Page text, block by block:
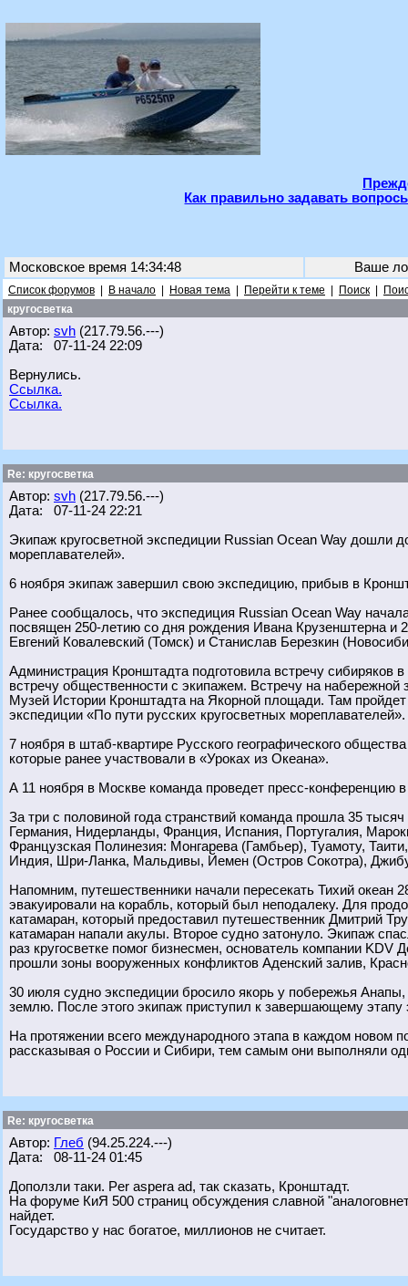
Как правильно задавать
Московское время 14:34:48 Ваше
Список форумов В начало Новая тема Перейти к теме Поиск
кругосветка
Автор: svh (217.79.56.---)
Дата: 07-11-24 22:09
Вернулись.
Ссылка.
Ссылка.
Re: кругосветка
Автор: svh (217.79.56.---)
Дата: 07-11-24 22:21
Экипаж кругосветной экспедиции Russian Ocean Way дошли
мореплавателей».
6 ноября экипаж завершил свою экспедицию, прибыв в
Ранее сообщалось, что экспедиция Russian Ocean Way
посвящен 250-летию со дня рождения Ивана Крузенштерна и
Евгений Ковалевский (Томск) и Станислав Березкин
Администрация Кронштадта подготовила встречу
встречу общественности с экипажем. Встречу на
Музей Истории Кронштадта на Якорной площади. Там
экспедиции «По пути русских кругосветных мореплавателей».
7 ноября в штаб-квартире Русского географического
которые ранее участвовали в «Уроках из Океана».
А 11 ноября в Москве команда проведет пресс-конференцию
За три с половиной года странствий команда прошла 35
Германия, Нидерланды, Франция, Испания, Португалия,
Французская Полинезия: Монгарева (Гамбьер), Туамоту,
Индия, Шри-Ланка, Мальдивы, Йемен (Остров Сокотра),
Напомним, путешественники начали пересекать Тихий океан
эвакуировали на корабль, который был неподалеку. Для
катамаран, который предоставил путешественник Дмитрий
катамаран напали акулы. Второе судно затонуло. Экипаж
раз кругосветке помог бизнесмен, основатель компании
прошли зоны вооруженных конфликтов Аденский залив,
30 июля судно экспедиции бросило якорь у побережья
землю. После этого экипаж приступил к завершающему
На протяжении всего международного этапа в каждом новом
рассказывая о России и Сибири, тем самым они выполняли
Re: кругосветка
Автор: Глеб (94.25.224.---)
Дата: 08-11-24 01:45
Доползли таки. Per aspera ad, так сказать, Кронштадт.
На форуме КиЯ 500 страниц обсуждения славной
найдет.
Государство у нас богатое, миллионов не считает.